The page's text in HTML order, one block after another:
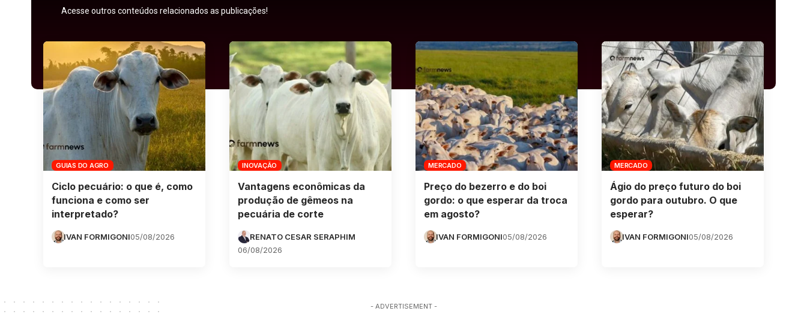
Acesse outros conteúdos relacionados as publicações!
GUIAS DO AGRO
Ciclo pecuário: o que é, como
funciona e como ser
interpretado?
IVAN FORMIGONI05/08/2026
INOVAÇÃO
Vantagens econômicas da
produção de gêmeos na
pecuária de corte
RENATO CESAR SERAPHIM
06/08/2026
MERCADO
Preço do bezerro e do boi
gordo: o que esperar da troca
em agosto?
IVAN FORMIGONI05/08/2026
MERCADO
Ágio do preço futuro do boi
gordo para outubro. O que
esperar?
IVAN FORMIGONI05/08/2026
- ADVERTISEMENT -